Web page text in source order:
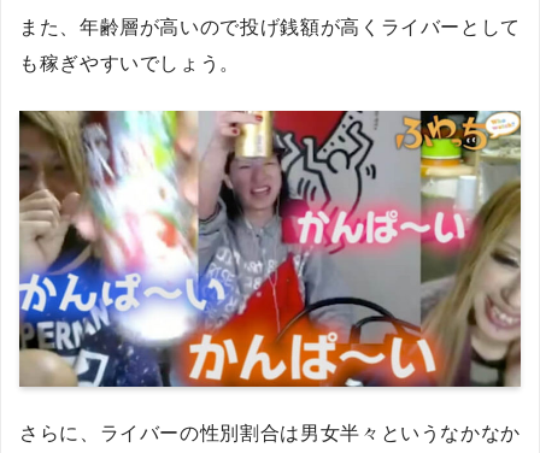
また、年齢層が高いので投げ銭額が高くライバーとして
も稼ぎやすいでしょう。
さらに、ライバーの性別割合は男女半々というなかなか